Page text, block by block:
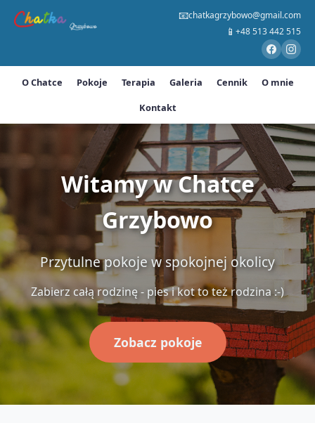
📧chatkagrzybowo@gmail.com
📱 +48 513 442 515
O Chatce Pokoje Terapia Galeria Cennik
O mnie
Kontakt
Witamy w Chatce
Grzybowo
Przytulne pokoje w spokojnej okolicy
Zabierz całą rodzinę - pies i kot to też rodzina :-)
Zobacz pokoje